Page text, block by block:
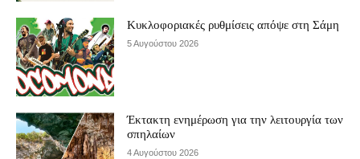
Κυκλοφοριακές ρυθμίσεις απόψε στη Σάμη
5 Αυγούστου 2026
Έκτακτη ενημέρωση για την λειτουργία των
σπηλαίων
4 Αυγούστου 2026